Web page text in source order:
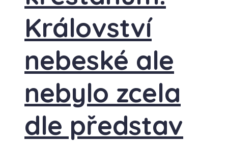
Království
nebeské ale
nebylo zcela
dle představ